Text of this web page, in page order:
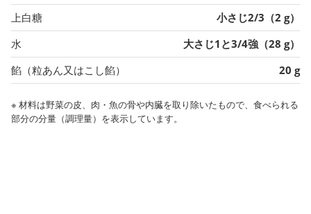
上白糖
小さじ2/3（2 g）
水
大さじ1と3/4強（28 g）
餡（粒あん又はこし餡）
20 g
※ 材料は野菜の皮、肉・魚の骨や内臓を取り除いたもので、食べられる
部分の分量（調理量）を表示しています。